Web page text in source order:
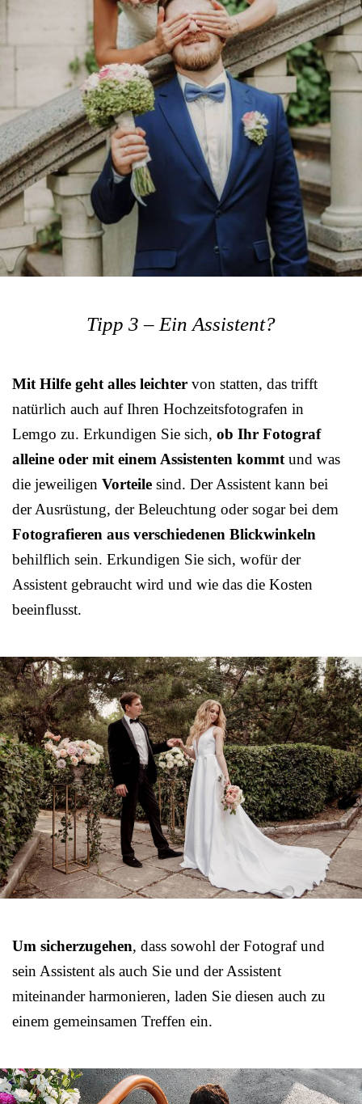
Tipp 3 – Ein Assistent?
Mit Hilfe geht alles leichter von statten, das trifft
natürlich auch auf Ihren Hochzeitsfotografen in
Lemgo zu. Erkundigen Sie sich, ob Ihr Fotograf
alleine oder mit einem Assistenten kommt und was
die jeweiligen Vorteile sind. Der Assistent kann bei
der Ausrüstung, der Beleuchtung oder sogar bei dem
Fotografieren aus verschiedenen Blickwinkeln
behilflich sein. Erkundigen Sie sich, wofür der
Assistent gebraucht wird und wie das die Kosten
beeinflusst.
Um sicherzugehen, dass sowohl der Fotograf und
sein Assistent als auch Sie und der Assistent
miteinander harmonieren, laden Sie diesen auch zu
einem gemeinsamen Treffen ein.